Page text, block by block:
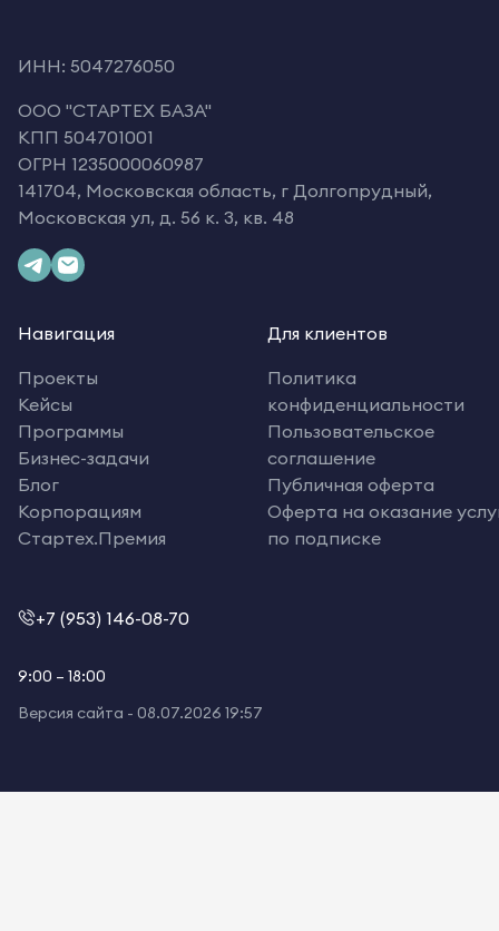
ИНН: 5047276050
OOO "СТАРТЕХ БАЗА"
КПП 504701001
ОГРН 1235000060987
141704, Московская область, г Долгопрудный,
Московская ул, д. 56 к. 3, кв. 48
Навигация
Проекты
Кейсы
Программы
Бизнес-задачи
Блог
Корпорациям
Стартех.Премия
Для клиентов
Политика
конфиденциальности
Пользовательское
соглашение
Публичная оферта
Оферта на оказание
по подписке
+7 (953) 146-08-70
9:00 – 18:00
Версия сайта - 08.07.2026 19:57